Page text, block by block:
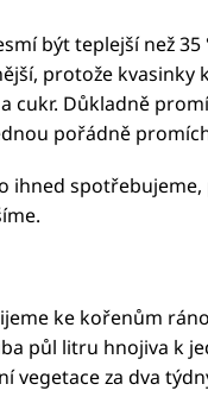
být teplejší než 35
protože kvasinky
cukr. Důkladně
pořádně
ihned
ke kořenům
půl litru hnojiva k
vegetace za dva